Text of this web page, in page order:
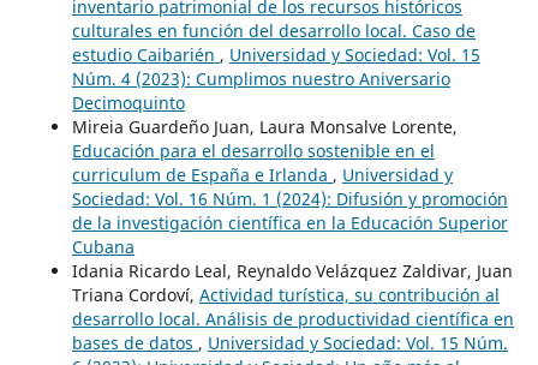
inventario patrimonial de los recursos históricos
culturales en función del desarrollo local. Caso de
estudio Caibarién , Universidad y Sociedad: Vol. 15
Núm. 4 (2023): Cumplimos nuestro Aniversario
Decimoquinto
Mireia Guardeño Juan, Laura Monsalve Lorente,
Educación para el desarrollo sostenible en el
curriculum de España e Irlanda , Universidad y
Sociedad: Vol. 16 Núm. 1 (2024): Difusión y promoción
de la investigación científica en la Educación Superior
Cubana
Idania Ricardo Leal, Reynaldo Velázquez Zaldivar, Juan
Triana Cordoví, Actividad turística, su contribución al
desarrollo local. Análisis de productividad científica en
bases de datos , Universidad y Sociedad: Vol. 15 Núm.